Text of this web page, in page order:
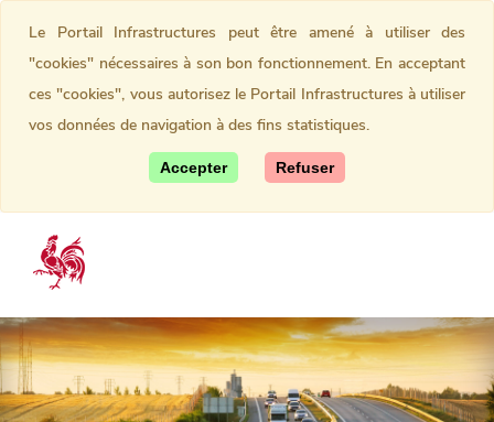
Le Portail Infrastructures peut être amené à utiliser des
"cookies" nécessaires à son bon fonctionnement. En acceptant
ces "cookies", vous autorisez le Portail Infrastructures à utiliser
vos données de navigation à des fins statistiques.
Accepter Refuser